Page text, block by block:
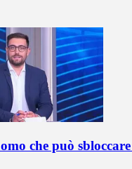
che può